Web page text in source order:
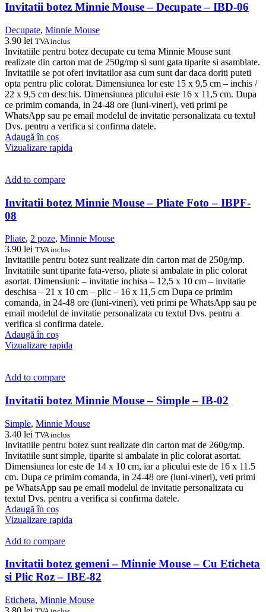
Invitatii botez Minnie Mouse – Decupate – IBD-06
Decupate, Minnie Mouse
3.90 lei TVA inclus
Invitatiile pentru botez decupate cu tema Minnie Mouse sunt
realizate din carton mat de 250g/mp si sunt gata tiparite si asamblate.
Invitatiile se pot oferi invitatilor asa cum sunt dar daca doriti puteti
opta pentru plic colorat. Dimensiunea lor este 15 x 9,5 cm – inchis /
22 x 9,5 cm deschis. Dimensiunea plicului este 16 x 11,5 cm. Dupa
ce primim comanda, in 24-48 ore (luni-vineri), veti primi pe
WhatsApp sau pe email modelul de invitatie personalizata cu textul
Dvs. pentru a verifica si confirma datele.
Adaugă în coș
Vizualizare rapida
Add to compare
Invitatii botez Minnie Mouse – Pliate Foto – IBPF-
08
Pliate, 2 poze, Minnie Mouse
3.90 lei TVA inclus
Invitatiile pentru botez sunt realizate din carton mat de 250g/mp.
Invitatiile sunt tiparite fata-verso, pliate si ambalate in plic colorat
asortat. Dimensiuni: – invitatie inchisa – 12,5 x 10 cm – invitatie
deschisa – 21 x 10 cm – plic – 16 x 11,5 cm Dupa ce primim
comanda, in 24-48 ore (luni-vineri), veti primi pe WhatsApp sau pe
email modelul de invitatie personalizata cu textul Dvs. pentru a
verifica si confirma datele.
Adaugă în coș
Vizualizare rapida
Add to compare
Invitatii botez Minnie Mouse – Simple – IB-02
Simple, Minnie Mouse
3.40 lei TVA inclus
Invitatiile pentru botez sunt realizate din carton mat de 260g/mp.
Invitatiile sunt simple, tiparite si ambalate in plic colorat asortat.
Dimensiunea lor este de 14 x 10 cm, iar a plicului este de 16 x 11.5
cm. Dupa ce primim comanda, in 24-48 ore (luni-vineri), veti primi
pe WhatsApp sau pe email modelul de invitatie personalizata cu
textul Dvs. pentru a verifica si confirma datele.
Adaugă în coș
Vizualizare rapida
Add to compare
Invitatii botez gemeni – Minnie Mouse – Cu Eticheta
si Plic Roz – IBE-82
Eticheta, Minnie Mouse